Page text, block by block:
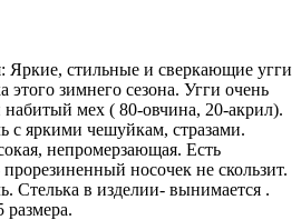
Яркие, стильные и сверкающие угги
этого зимнего сезона. Угги очень
мех ( 80-овчина, 20-акрил).
с яркими чешуйкам, стразами.
непромерзающая. Есть
носочек не скользит.
Стелька в изделии- вынимается .